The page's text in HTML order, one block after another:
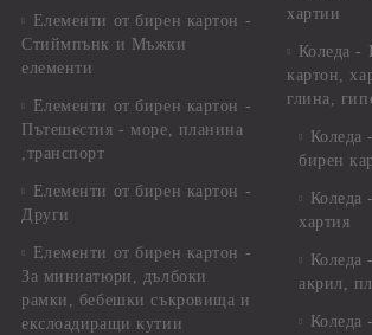
Елементи от бирен картон -
Стиймпънк и Мъжки
елементи
Елементи от бирен картон -
Пътешестия - море, планина
,транспорт
Елементи от бирен картон -
Други
Елементи от бирен картон -
За миниатюри, дълбоки
рамки, бебешки съкровища и
екслоадиращи кутии
хартии
Коледа -
картон,
глина,
Коледа
бирен
Коледа
хартия
Коледа
акрил,
Коледа